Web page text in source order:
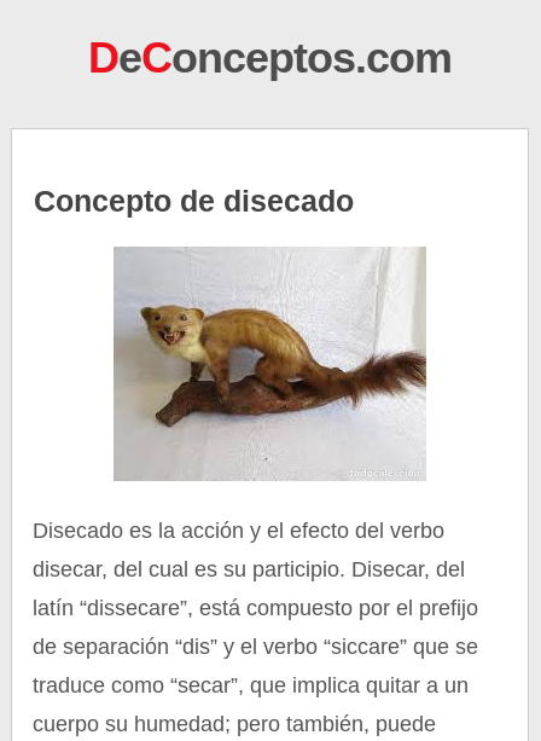
DeConceptos.com
Concepto de disecado
Disecado es la acción y el efecto del verbo
disecar, del cual es su participio. Disecar, del
latín “dissecare”, está compuesto por el prefijo
de separación “dis” y el verbo “siccare” que se
traduce como “secar”, que implica quitar a un
cuerpo su humedad; pero también, puede